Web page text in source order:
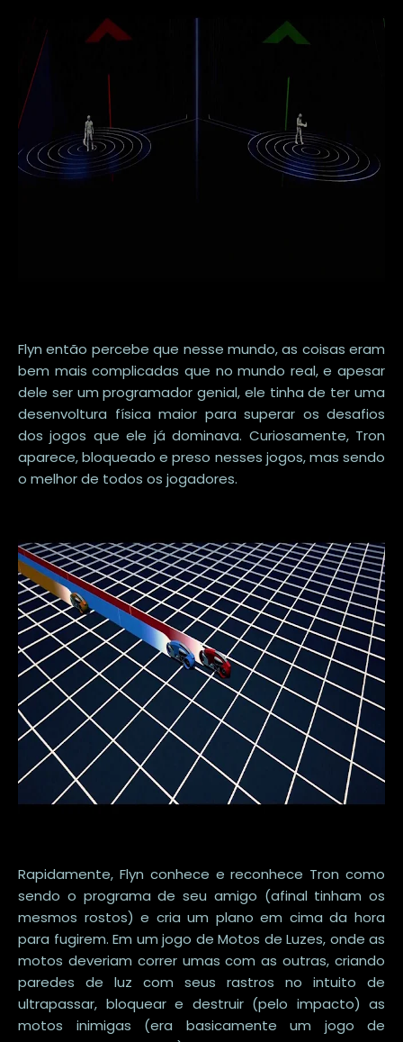
Flyn então percebe que nesse mundo, as coisas eram
bem mais complicadas que no mundo real, e apesar
dele ser um programador genial, ele tinha de ter uma
desenvoltura física maior para superar os desafios
dos jogos que ele já dominava. Curiosamente, Tron
aparece, bloqueado e preso nesses jogos, mas sendo
o melhor de todos os jogadores.
Rapidamente, Flyn conhece e reconhece Tron como
sendo o programa de seu amigo (afinal tinham os
mesmos rostos) e cria um plano em cima da hora
para fugirem. Em um jogo de Motos de Luzes, onde as
motos deveriam correr umas com as outras, criando
paredes de luz com seus rastros no intuito de
ultrapassar, bloquear e destruir (pelo impacto) as
motos inimigas (era basicamente um jogo de